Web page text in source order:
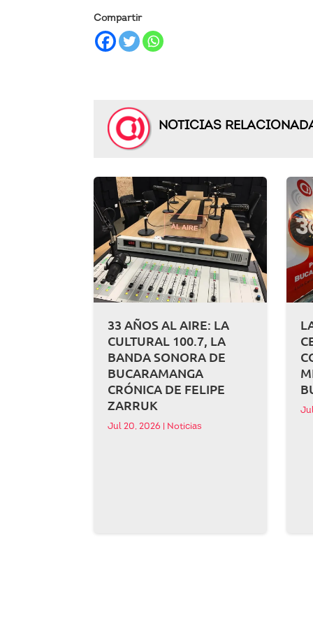
Compartir
NOTICIAS
33 AÑOS AL AIRE: LA
CULTURAL 100.7, LA
BANDA SONORA DE
BUCARAMANGA
CRÓNICA DE FELIPE
ZARRUK
Jul 20, 2026 Noticias